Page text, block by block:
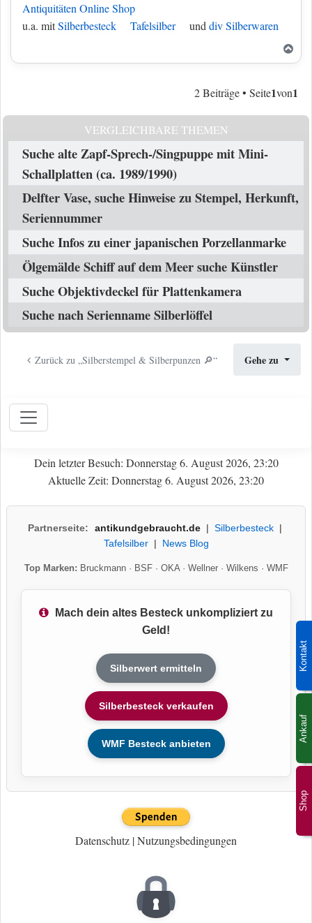
Shop
Kontakt
Ankauf
Antiquitäten Online Shop
u.a. mitSilberbesteck Tafelsilber und div Silberwaren
2 Beiträge • Seite1von1
VERGLEICHBARE THEMEN
Suche alte Zapf-Sprech-/Singpuppe mit Mini-
Schallplatten (ca. 1989/1990)
Delfter Vase, suche Hinweise zu Stempel, Herkunft,
Seriennummer
Suche Infos zu einer japanischen Porzellanmarke
Ölgemälde Schiff auf dem Meer suche Künstler
Suche Objektivdeckel für Plattenkamera
Suche nach Serienname Silberlöffel
Zurück zu „Silberstempel & Silberpunzen 🔎“ Gehe zu
Dein letzter Besuch: Donnerstag 6. August 2026, 23:20
Aktuelle Zeit: Donnerstag 6. August 2026, 23:20
Partnerseite: antikundgebraucht.de| Silberbesteck|
Tafelsilber| News Blog
Top Marken: Bruckmann· BSF· OKA· Wellner· Wilkens · WMF
Mach dein altes Besteck unkompliziert zu
Geld!
Silberwert ermitteln
Silberbesteck verkaufen
WMF Besteck anbieten
Datenschutz |Nutzungsbedingungen